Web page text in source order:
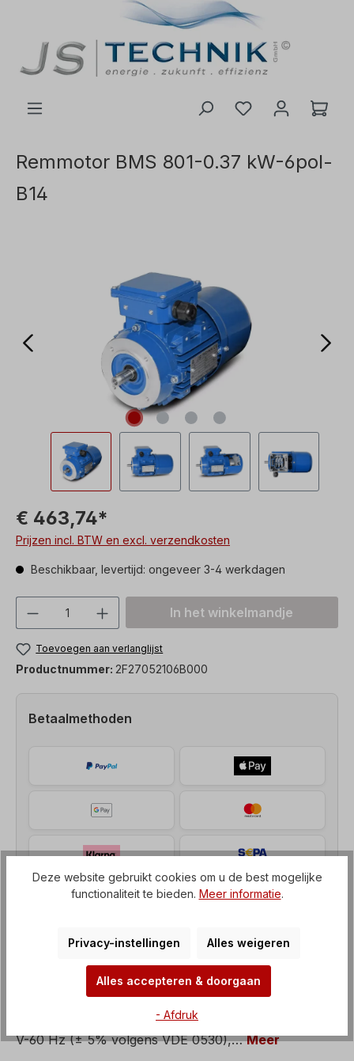
Remmotor BMS 801-0.37 kW-6pol-
B14
€ 463,74*
Prijzen incl. BTW en excl. verzendkosten
Beschikbaar, levertijd: ongeveer 3-4 werkdagen
Producthoeveelheid: Voer de
In het winkelmandje
Toevoegen aan verlanglijst
Productnummer: 2F27052106B000
Betaalmethoden
Remmotor, Vermogen= 0,37 kW, Snelheid= 1000
tpm, Spanning= 3 x 230/400 V-50 Hz, 3 x 265/460
V-60 Hz (± 5% volgens VDE 0530),…Meer
Deze website gebruikt cookies om u de best mogelijke
functionaliteit te bieden. Meer informatie.
Privacy-instellingen Alles weigeren
Alles accepteren & doorgaan
- Afdruk